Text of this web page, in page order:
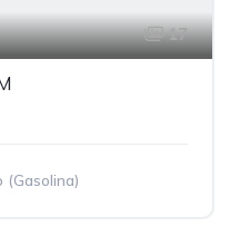
17
(Gasolina)